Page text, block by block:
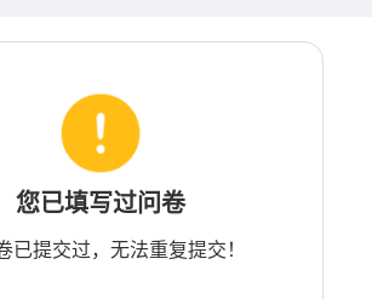
您已填写过问卷
已提交过，无法重复提交！